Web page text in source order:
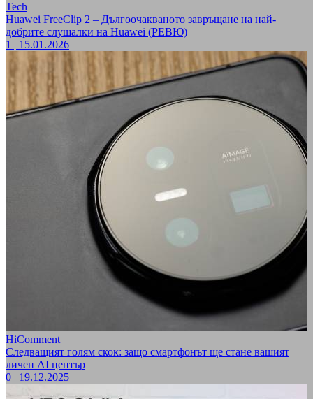
Tech
Huawei FreeClip 2 – Дългоочакваното завръщане на най-
добрите слушалки на Huawei (РЕВЮ)
1
15.01.2026
HiComment
Следващият голям скок: защо смартфонът ще стане вашият
личен AI център
0
19.12.2025